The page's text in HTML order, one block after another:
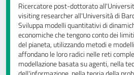
Ricercatore post-dottorato
visiting researcher all'Università di
Sviluppa modelli quantitativi di
economiche che tengono conto dei
del pianeta, utilizzando metodi e
affondano le loro radici nelle reti
modellazione basata su agenti, nella